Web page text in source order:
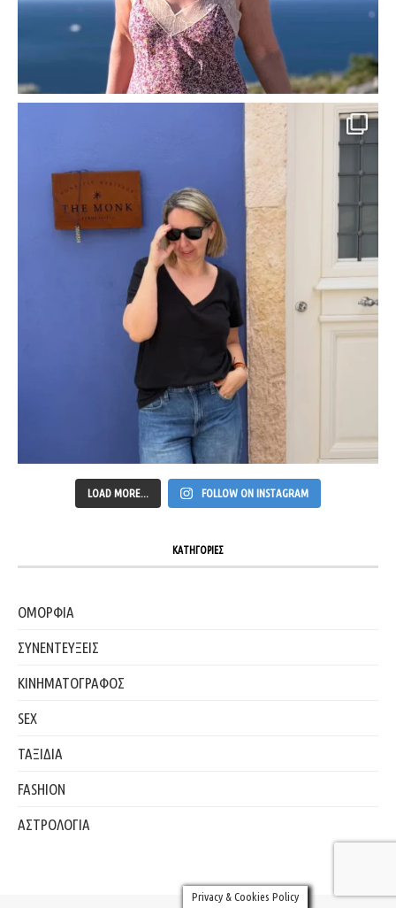
LOAD MORE... FOLLOW ON INSTAGRAM
ΚΑΤΗΓΟΡΙΕΣ
ΟΜΟΡΦΙΑ
ΣΥΝΕΝΤΕΥΞΕΙΣ
ΚΙΝΗΜΑΤΟΓΡΑΦΟΣ
SEX
ΤΑΞΙΔΙΑ
FASHION
ΑΣΤΡΟΛΟΓΙΑ
Privacy & Cookies Policy